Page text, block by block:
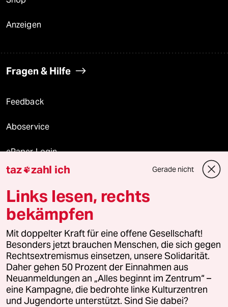
Anzeigen
Fragen & Hilfe
Feedback
Aboservice
ePaper Login
Downloads für Abonnierende
© 2026 taz Verlags und Vertriebs GmbH
Alle Rechte vorbehalten. Bei rechtlichen Fragen oder für Genehmigungen
wenden Sie sich bitte an lizenzen@taz.de
Feedback Redaktionsstatut Kommune-Richtlinien
Leitlinie Informant Datenschutz Impressum AGB
taz zahl ich Gerade nicht
Links lesen, rechts
bekämpfen
Mit doppelter Kraft für eine offene Gesellschaft!
Besonders jetzt brauchen Menschen, die sich gegen
Rechtsextremismus einsetzen, unsere Solidarität.
Daher gehen 50 Prozent der Einnahmen aus
Neuanmeldungen an „Alles beginnt im Zentrum“ –
eine Kampagne, die bedrohte linke Kulturzentren
und Jugendorte unterstützt. Sind Sie dabei?